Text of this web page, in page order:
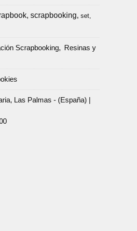
scrapbooking set
Scrapbooking
Resinas y
Las Palmas - (España) |